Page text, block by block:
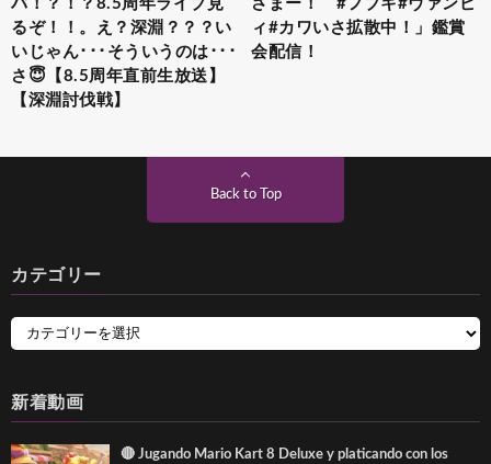
バ！？！？8.5周年ライブ見
るぞ！！。え？深淵？？？い
いじゃん･･･そういうのは･･･
さ😇【8.5周年直前生放送】
【深淵討伐戦】
さまー！ #フブキ#ヴァンピ
ィ#カワいさ拡散中！」鑑賞
会配信！
Back to Top
カテゴリー
新着動画
🔴 Jugando Mario Kart 8 Deluxe y platicando con los